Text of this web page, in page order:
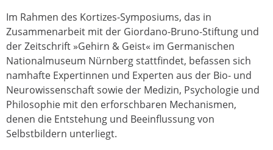
Im Rahmen des Kortizes-Symposiums, das in
Zusammenarbeit mit der Giordano-Bruno-Stiftung und
der Zeitschrift »Gehirn & Geist« im Germanischen
Nationalmuseum Nürnberg stattfindet, befassen sich
namhafte Expertinnen und Experten aus der Bio- und
Neurowissenschaft sowie der Medizin, Psychologie und
Philosophie mit den erforschbaren Mechanismen,
denen die Entstehung und Beeinflussung von
Selbstbildern unterliegt.